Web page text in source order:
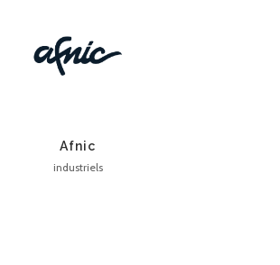
Afnic
industriels